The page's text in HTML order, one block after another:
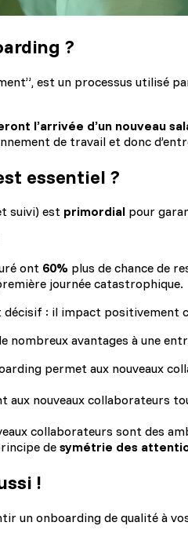
?
est un processus utilisé
l’arrivée d’un nouveau
de travail et donc
essentiel ?
suivi) est primordial pour
ont 60% plus de chance de
journée catastrophique.
décisif : il impact positivement
nombreux avantages à une
permet aux nouveaux
aux nouveaux collaborateurs
collaborateurs sont des
de symétrie des
!
un onboarding de qualité à